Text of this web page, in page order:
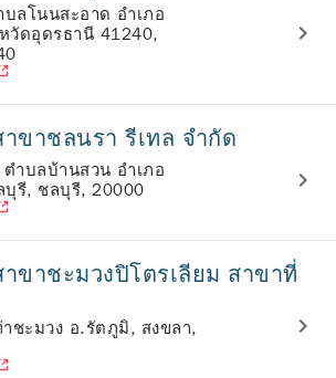
ลโนนสะอาด อำเภอ
วัดอุดรธานี 41240,
ขาชลนรา รีเทล จำกัด
ำบลบ้านสวน อำเภอ
บุรี, ชลบุรี, 20000
ขาชะมวงปิโตรเลียม สาขาที่
ชะมวง อ.รัตภูมิ, สงขลา,